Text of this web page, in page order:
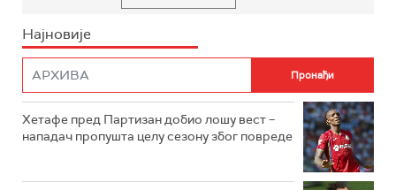
Најновије
Хетафе пред Партизан добио лошу вест –
нападач пропушта целу сезону због повреде